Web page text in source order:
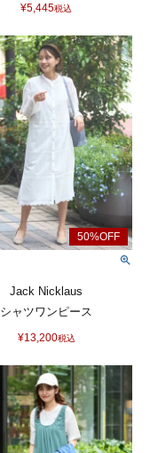
¥5,445税込
Jack Nicklaus
シャツワンピース
¥13,200税込